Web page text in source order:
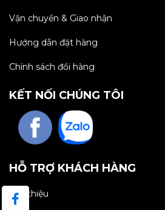
Vận chuyển & Giao nhận
Hướng dẫn đặt hàng
Chính sách đổi hàng
KẾT NỐI CHÚNG TÔI
HỖ TRỢ KHÁCH HÀNG
Giới thiệu